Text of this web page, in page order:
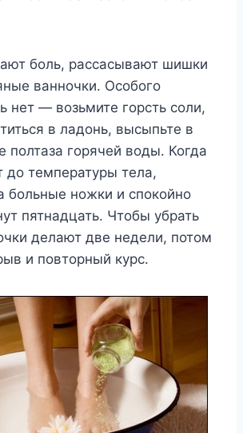
боль, рассасывают шишки
ванночки. Особого
нет — возьмите горсть соли,
в ладонь, высыпьте в
полтаза горячей воды. Когда
до температуры тела,
больные ножки и спокойно
пятнадцать. Чтобы убрать
делают две недели, потом
и повторный курс.